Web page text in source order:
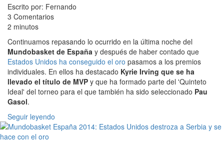
Escrito por: Fernando
3 Comentarios
2 minutos
Continuamos repasando lo ocurrido en la última noche del
Mundobasket de España y después de haber contado que
Estados Unidos ha conseguido el oro pasamos a los premios
individuales. En ellos ha destacado Kyrie Irving que se ha
llevado el título de MVP y que ha formado parte del 'Quinteto
Ideal' del torneo para el que también ha sido seleccionado Pau
Gasol.
Seguir leyendo